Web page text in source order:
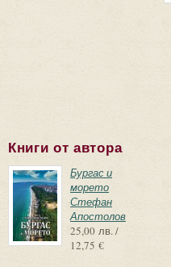
Книги от автора
Бургас и
морето
Стефан
Апостолов
25,00 лв. /
12,75 €